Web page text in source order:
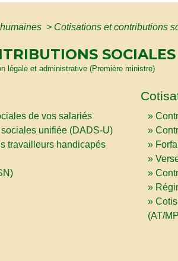
> Cotisations et contributions
légale et administrative (Première ministre)
de vos salariés
unifiée (DADS-U)
travailleurs handicapés
(AT/